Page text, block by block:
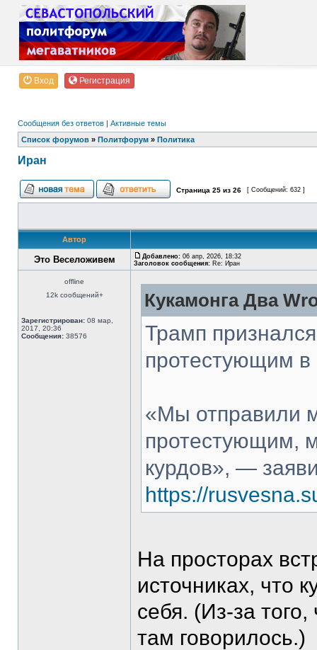
Вход Регистрация
Сообщения без ответов | Активные темы
Список форумов » Политфорум » Политика
Иран
Страница 25 из 26 [ Сообщений: 632 ]
Автор
Это Веселоживем Добавлено: 06 апр, 2026, 18:32
Заголовок сообщения: Re: Иран
offline
12k сообщений+
Зарегистрирован: 08 мар,
2017, 20:36
Сообщения: 38576
Кукамонга Два
Трамп
протестующим
«Мы отправили
протестующим,
курдов», —
https://
На просторах
источниках, что
себя. (Из-за
там говорилось.)